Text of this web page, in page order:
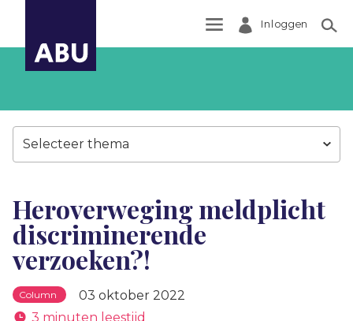
Inloggen
Selecteer thema
Heroverweging meldplicht
discriminerende
verzoeken?!
Column
03 oktober 2022
3 minuten leestijd